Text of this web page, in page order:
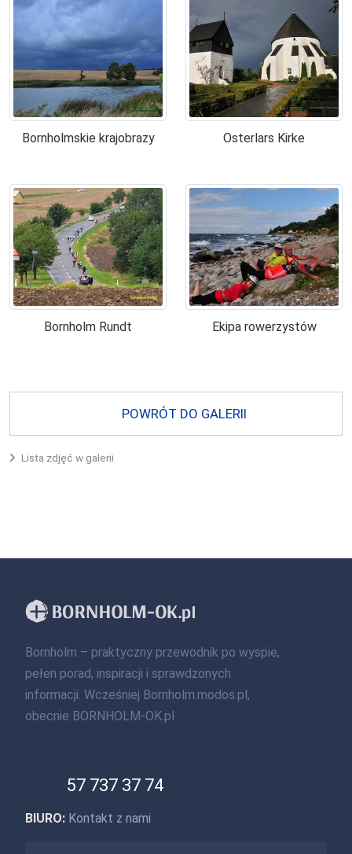
Bornholmskie krajobrazy Osterlars Kirke
Bornholm Rundt Ekipa rowerzystów
POWRÓT DO GALERII
Lista zdjęć w galerii
Bornholm – praktyczny przewodnik po wyspie,
pełen porad, inspiracji i sprawdzonych
informacji. Wcześniej Bornholm.modos.pl,
obecnie BORNHOLM-OK.pl
57 737 37 74
BIURO: Kontakt z nami